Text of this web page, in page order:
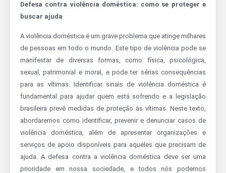
Defesa contra violência doméstica: como se proteger e
buscar ajuda
A violência doméstica é um grave problema que atinge milhares
de pessoas em todo o mundo. Este tipo de violência pode se
manifestar de diversas formas, como física, psicológica,
sexual, patrimonial e moral, e pode ter sérias consequências
para as vítimas. Identificar sinais de violência doméstica é
fundamental para ajudar quem está sofrendo e a legislação
brasileira prevê medidas de proteção às vítimas. Neste texto,
abordaremos como identificar, prevenir e denunciar casos de
violência doméstica, além de apresentar organizações e
serviços de apoio disponíveis para aqueles que precisam de
ajuda. A defesa contra a violência doméstica deve ser uma
prioridade em nossa sociedade, e todos nós podemos